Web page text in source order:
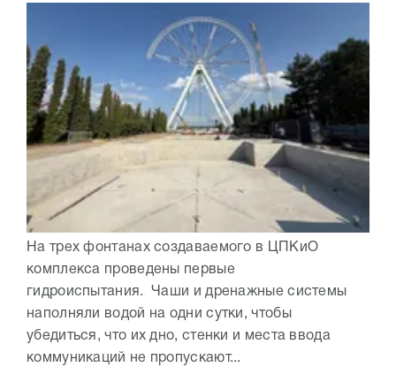
На трех фонтанах создаваемого в ЦПКиО
комплекса проведены первые
гидроиспытания. Чаши и дренажные системы
наполняли водой на одни сутки, чтобы
убедиться, что их дно, стенки и места ввода
коммуникаций не пропускают...